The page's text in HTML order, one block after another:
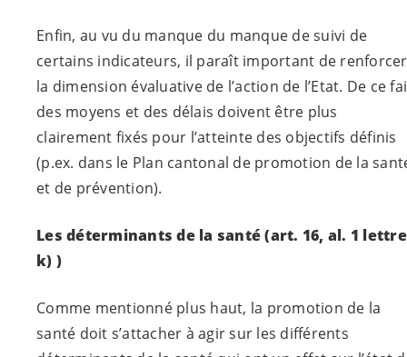
Enfin, au vu du manque du manque de suivi de
certains indicateurs, il paraît important de renforcer
la dimension évaluative de l’action de l’Etat. De ce
des moyens et des délais doivent être plus
clairement fixés pour l’atteinte des objectifs définis
(p.ex. dans le Plan cantonal de promotion de la
et de prévention).
Les déterminants de la santé(art. 16, al. 1 lettre
k) )
Comme mentionné plus haut, la promotion de la
santé doit s’attacher à agir sur les différents